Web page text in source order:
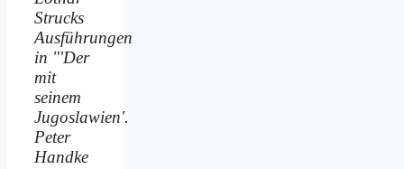
Strucks
Ausführungen
in "'Der
mit
seinem
Jugoslawien'.
Peter
Handke